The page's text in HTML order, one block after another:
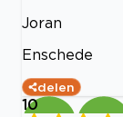
Joran
Enschede
delen
10